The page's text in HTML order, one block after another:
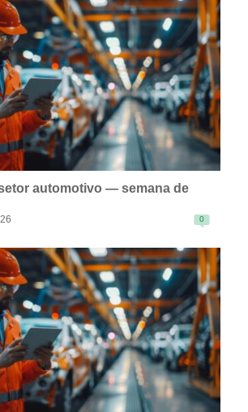
automotivo — semana de
0